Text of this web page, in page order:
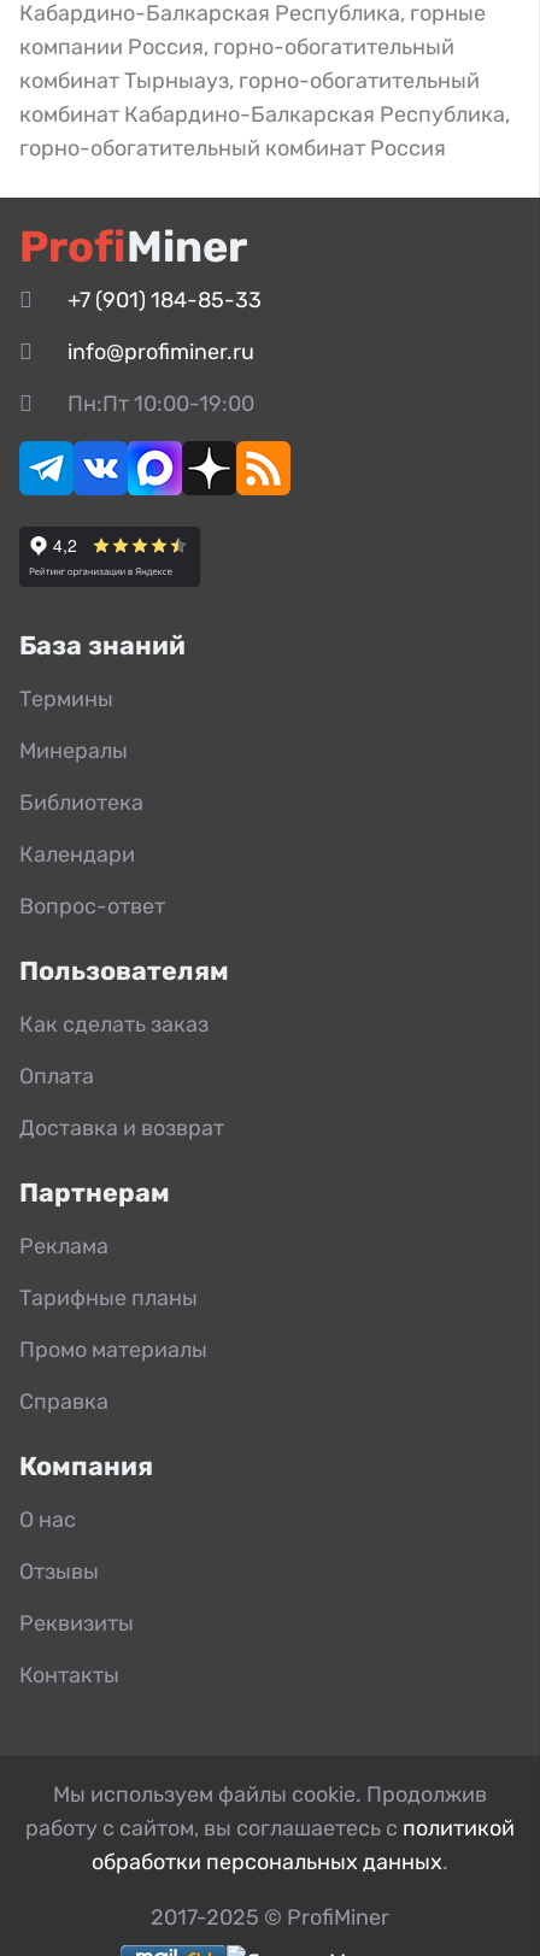
Кабардино-Балкарская Республика, горные
компании Россия, горно-обогатительный
комбинат Тырныауз, горно-обогатительный
комбинат Кабардино-Балкарская Республика,
горно-обогатительный комбинат Россия
ProfiMiner
+7 (901) 184-85-33
info@profiminer.ru
Пн:Пт 10:00-19:00
База знаний
Термины
Минералы
Библиотека
Календари
Вопрос-ответ
Пользователям
Как сделать заказ
Оплата
Доставка и возврат
Партнерам
Реклама
Тарифные планы
Промо материалы
Справка
Компания
О нас
Отзывы
Реквизиты
Контакты
Мы используем файлы cookie. Продолжив
работу с сайтом, вы соглашаетесь с политикой
обработки персональных данных.
2017-2025 © ProfiMiner